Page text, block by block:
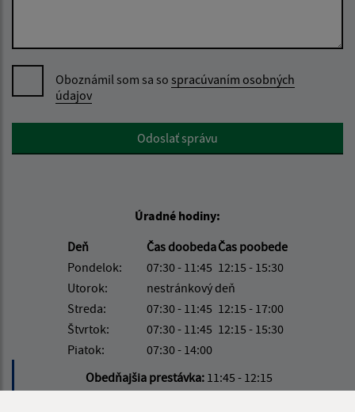
Oboznámil som sa so spracúvaním osobných
údajov
Google reCaptcha ResponseOdoslať správu
Úradné hodiny:
Deň
Čas doobedaČas poobede
Pondelok:
07:30 - 11:45 12:15 - 15:30
Utorok:
nestránkový deň
Streda:
07:30 - 11:45 12:15 - 17:00
Štvrtok:
07:30 - 11:45 12:15 - 15:30
Piatok:
07:30 - 14:00
Obedňajšia prestávka: 11:45 - 12:15